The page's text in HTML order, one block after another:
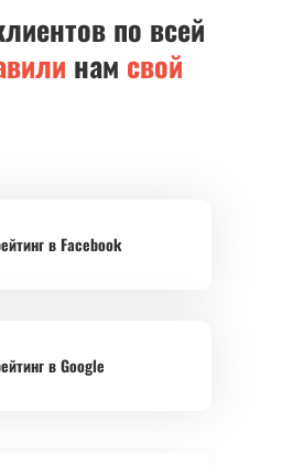
по всей
нам свой
в Facebook
в Google